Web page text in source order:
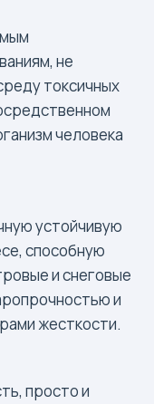
не
токсичных
человека
устойчивую
способную
и снеговые
и
жесткости.
просто и